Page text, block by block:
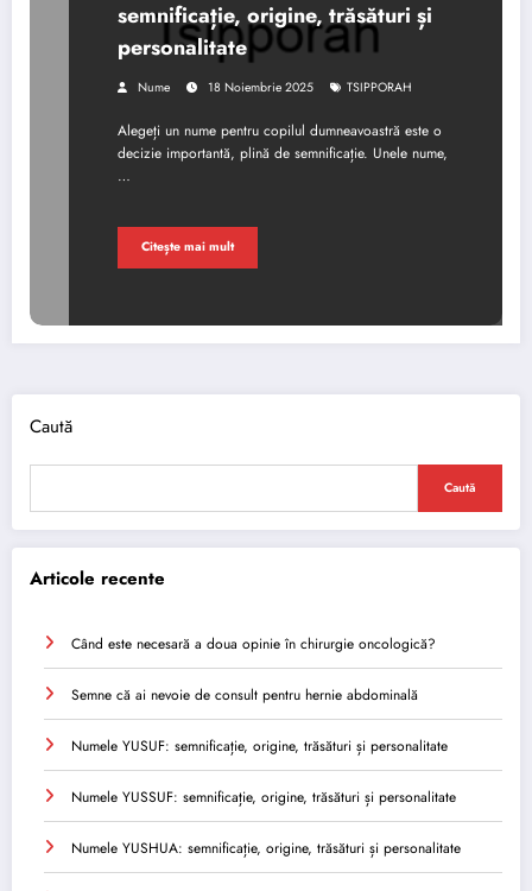
semnificație, origine, trăsături și
personalitate
Nume 18 Noiembrie 2025 TSIPPORAH
Alegeți un nume pentru copilul dumneavoastră este o
decizie importantă, plină de semnificație. Unele nume,
…
Citește mai mult
Caută
Caută
Articole recente
Când este necesară a doua opinie în chirurgie oncologică?
Semne că ai nevoie de consult pentru hernie abdominală
Numele YUSUF: semnificație, origine, trăsături și personalitate
Numele YUSSUF: semnificație, origine, trăsături și personalitate
Numele YUSHUA: semnificație, origine, trăsături și personalitate